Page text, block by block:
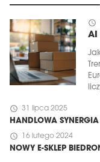
schedule
AI
schedule 31 lipca 2025
HANDLOWA SYNERGIA
schedule 16 lutego 2024
NOWY E-SKLEP